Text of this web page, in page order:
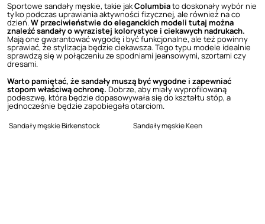
Sportowe sandały męskie, takie jakColumbiato doskonały wybór nie
tylko podczas uprawiania aktywności fizycznej, ale również na co
dzień.W przeciwieństwie do eleganckich modeli tutaj można
znaleźć sandały o wyrazistej kolorystyce i ciekawych nadrukach.
Mają one gwarantować wygodę i być funkcjonalne, ale też powinny
sprawiać, że stylizacja będzie ciekawsza. Tego typu modele idealnie
sprawdzą się w połączeniu ze spodniami jeansowymi, szortami czy
dresami.
Warto pamiętać, że sandały muszą być wygodne i zapewniać
stopom właściwą ochronę.Dobrze, aby miały wyprofilowaną
podeszwę, która będzie dopasowywała się do kształtu stóp, a
jednocześnie będzie zapobiegała otarciom.
Sandały męskie Birkenstock Sandały męskie Keen